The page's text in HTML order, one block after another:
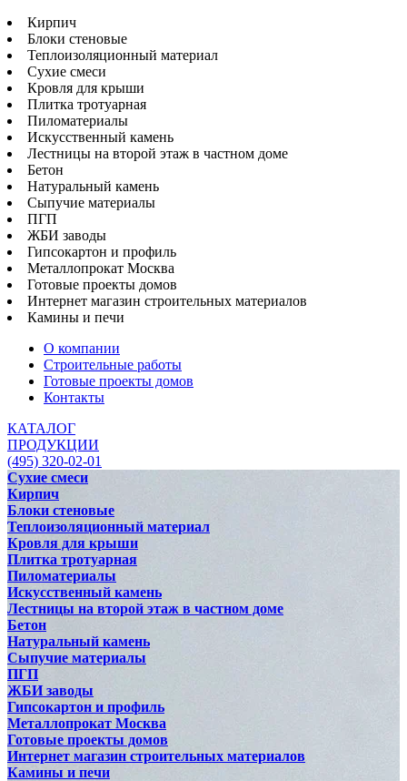
Кирпич
Блоки стеновые
Теплоизоляционный материал
Сухие смеси
Кровля для крыши
Плитка тротуарная
Пиломатериалы
Искусственный камень
Лестницы на второй этаж в частном доме
Бетон
Натуральный камень
Сыпучие материалы
ПГП
ЖБИ заводы
Гипсокартон и профиль
Металлопрокат Москва
Готовые проекты домов
Интернет магазин строительных материалов
Камины и печи
О компании
Строительные работы
Готовые проекты домов
Контакты
КАТАЛОГ
ПРОДУКЦИИ
(495) 320-02-01
Сухие смеси
Кирпич
Блоки стеновые
Теплоизоляционный материал
Кровля для крыши
Плитка тротуарная
Пиломатериалы
Искусственный камень
Лестницы на второй этаж в частном доме
Бетон
Натуральный камень
Сыпучие материалы
ПГП
ЖБИ заводы
Гипсокартон и профиль
Металлопрокат Москва
Готовые проекты домов
Интернет магазин строительных материалов
Камины и печи